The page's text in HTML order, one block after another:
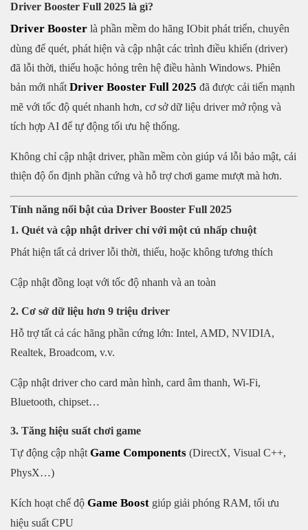
Driver Booster Full 2025 là gì?
Driver Booster là phần mềm do hãng IObit phát triển, chuyên
dùng để quét, phát hiện và cập nhật các trình điều khiển (driver)
đã lỗi thời, thiếu hoặc hỏng trên hệ điều hành Windows. Phiên
bản mới nhấtDriver Booster Full 2025 đã được cải tiến mạnh
mẽ với tốc độ quét nhanh hơn, cơ sở dữ liệu driver mở rộng và
tích hợp AI để tự động tối ưu hệ thống.
Không chỉ cập nhật driver, phần mềm còn giúp vá lỗi bảo mật, cải
thiện độ ổn định phần cứng và hỗ trợ chơi game mượt mà hơn.
Tính năng nổi bật của Driver Booster Full 2025
1. Quét và cập nhật driver chỉ với một cú nhấp chuột
Phát hiện tất cả driver lỗi thời, thiếu, hoặc không tương thích
Cập nhật đồng loạt với tốc độ nhanh và an toàn
2. Cơ sở dữ liệu hơn 9 triệu driver
Hỗ trợ tất cả các hãng phần cứng lớn: Intel, AMD, NVIDIA,
Realtek, Broadcom, v.v.
Cập nhật driver cho card màn hình, card âm thanh, Wi-Fi,
Bluetooth, chipset…
3. Tăng hiệu suất chơi game
Tự động cập nhậtGame Components (DirectX, Visual C++,
PhysX…)
Kích hoạt chế độ Game Boost giúp giải phóng RAM, tối ưu
hiệu suất CPU